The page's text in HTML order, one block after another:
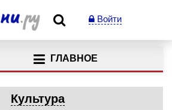
Войти
ГЛАВНОЕ
Культура